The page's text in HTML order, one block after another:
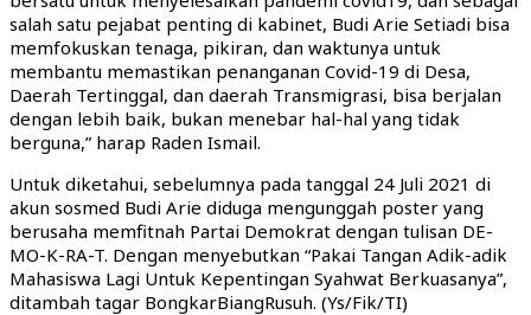
salah satu pejabat penting di kabinet, Budi Arie Setiadi bisa
memfokuskan tenaga, pikiran, dan waktunya untuk
membantu memastikan penanganan Covid-19 di Desa,
Daerah Tertinggal, dan daerah Transmigrasi, bisa berjalan
dengan lebih baik, bukan menebar hal-hal yang tidak
berguna,” harap Raden Ismail.
Untuk diketahui, sebelumnya pada tanggal 24 Juli 2021 di
akun sosmed Budi Arie diduga mengunggah poster yang
berusaha memfitnah Partai Demokrat dengan tulisan DE-
MO-K-RA-T. Dengan menyebutkan “Pakai Tangan Adik-adik
Mahasiswa Lagi Untuk Kepentingan Syahwat Berkuasanya”,
ditambah tagar BongkarBiangRusuh. (Ys/Fik/TI)